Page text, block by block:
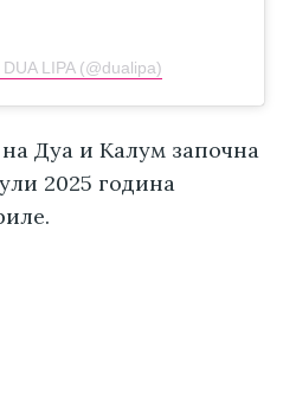
LIPA (@dualipa)
Дуа и Калум започна
2025 година